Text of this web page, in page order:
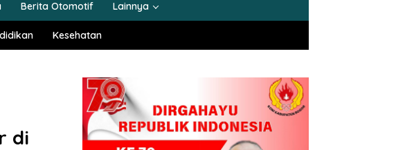
Berita Otomotif Lainnya
Kesehatan
di